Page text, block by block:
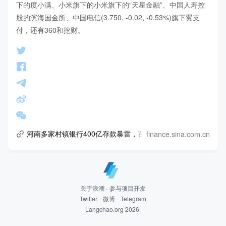
下的度小满、小米旗下的小米旗下的“天星金融”、中国人寿控
股的滨海国金所、中国电信(3.750, -0.02, -0.53%)旗下翼支
付，还有360和挖财。
河南多家村镇银行400亿存款暴雷，百度、小米、360或牵涉其
finance.sina.com.cn
关于浪潮 · 参与项目开发
Twitter · 微博 · Telegram
Langchao.org 2026